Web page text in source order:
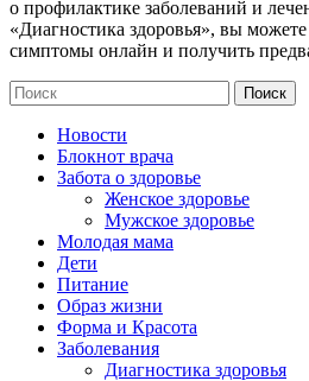
о профилактике заболеваний и
«Диагностика здоровья», вы
симптомы онлайн и получить
Новости
Блокнот врача
Забота о здоровье
Женское здоровье
Мужское здоровье
Молодая мама
Дети
Питание
Образ жизни
Форма и Красота
Заболевания
Диагностика здоровья